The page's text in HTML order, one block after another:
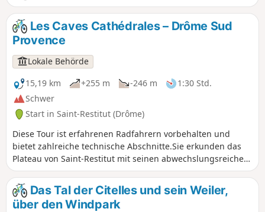
wird. Anschließend führt Sie der Weg zu
den Ausläufern von Taulignan, wo Sie
eine alte Römerstraße entdecken
können. Weiter entfernt liegt die
Domaine Bramarel im Herzen der
wichtigsten Trüffelanbauregion
Frankreichs. Sie gelangen auf den
Seidenstraßenweg, indem Sie an der
„Fabrique Brûlée“, einer ehemaligen
Schmiede, vorbeifahren. Die Route
endet auf dem Plateau des Blaches mit
seinen berühmten AOC-Weinbergen der
Côtes du Rhône.
Les Caves Cathédrales – Drôme Sud
Provence
Lokale Behörde
15,19 km
+255 m -246 m
1:30 Std.
Schwer
Start in Saint-Restitut (Drôme)
Diese Tour ist erfahrenen Radfahrern vorbehalten und
bietet zahlreiche technische Abschnitte.Sie erkunden das
Plateau von Saint-Restitut mit seinen abwechslungsreichen
und technischen Wegen sowie den ungewöhnlichen Ort der
„Kathedralenkeller“.
Das Tal der Citelles und sein Weiler,
über den Windpark